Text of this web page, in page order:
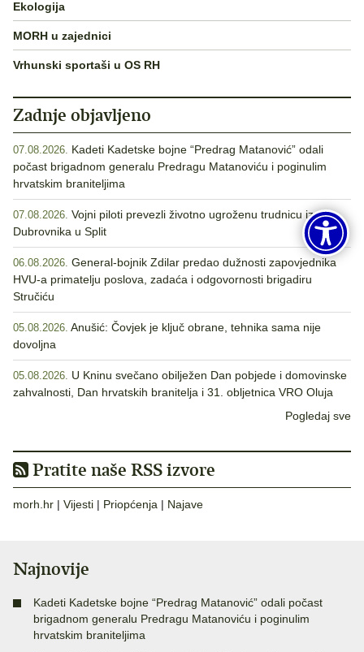
Ekologija
MORH u zajednici
Vrhunski sportaši u OS RH
Zadnje objavljeno
07.08.2026. Kadeti Kadetske bojne “Predrag Matanović” odali
počast brigadnom generalu Predragu Matanoviću i poginulim
hrvatskim braniteljima
07.08.2026. Vojni piloti prevezli životno ugroženu trudnicu iz
Dubrovnika u Split
06.08.2026. General-bojnik Zdilar predao dužnosti zapovjednika
HVU-a primatelju poslova, zadaća i odgovornosti brigadiru
Stručiću
05.08.2026. Anušić: Čovjek je ključ obrane, tehnika sama nije
dovoljna
05.08.2026. U Kninu svečano obilježen Dan pobjede i domovinske
zahvalnosti, Dan hrvatskih branitelja i 31. obljetnica VRO Oluja
Pogledaj sve
Pratite naše RSS izvore
morh.hr | Vijesti | Priopćenja | Najave
Najnovije
Kadeti Kadetske bojne “Predrag Matanović” odali počast
brigadnom generalu Predragu Matanoviću i poginulim
hrvatskim braniteljima